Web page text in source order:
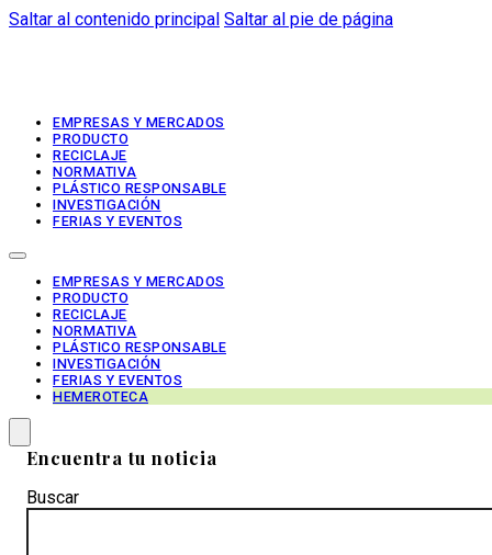
Saltar al contenido principal Saltar al pie de página
EMPRESAS Y MERCADOS
PRODUCTO
RECICLAJE
NORMATIVA
PLÁSTICO RESPONSABLE
INVESTIGACIÓN
FERIAS Y EVENTOS
EMPRESAS Y MERCADOS
PRODUCTO
RECICLAJE
NORMATIVA
PLÁSTICO RESPONSABLE
INVESTIGACIÓN
FERIAS Y EVENTOS
HEMEROTECA
Encuentra tu noticia
Buscar